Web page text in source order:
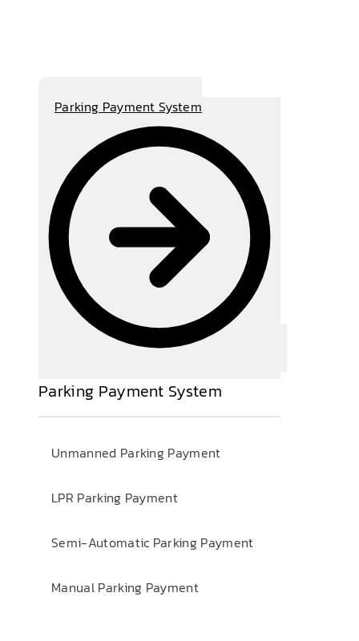
Parking Payment System
Parking Payment System
Unmanned Parking Payment
LPR Parking Payment
Semi-Automatic Parking Payment
Manual Parking Payment